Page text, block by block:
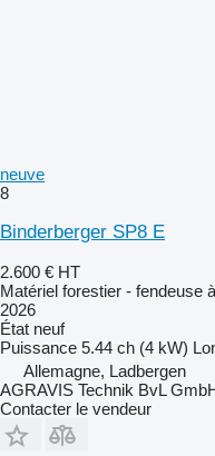
neuve
8
Binderberger SP8 E
2.600 € HT
Matériel forestier - fendeuse
2026
État neuf
Puissance 5.44 ch (4 kW)
Allemagne, Ladbergen
AGRAVIS Technik BvL
Contacter le vendeur